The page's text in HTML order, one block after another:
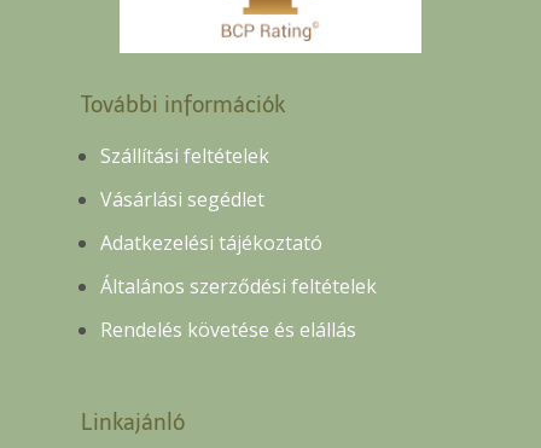
További információk
Szállítási feltételek
Vásárlási segédlet
Adatkezelési tájékoztató
Általános szerződési feltételek
Rendelés követése és elállás
Linkajánló